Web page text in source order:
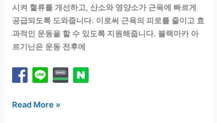
시켜 혈류를 개선하고, 산소와 영양소가 근육에 빠르게
공급되도록 도와줍니다. 이로써 근육의 피로를 줄이고 효
과적인 운동을 할 수 있도록 지원해줍니다. 블랙마카 아
르기닌은 운동 전후에
효
Read More »